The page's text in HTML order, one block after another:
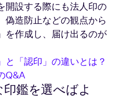
開設する際にも法人印の
偽造防止などの観点から
を作成し、届け出るのが
と「認印」の違いとは？
Q&A
鑑を選べばよ